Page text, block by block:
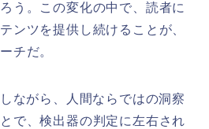
う。この変化の中で、読者に
ンツを提供し続けることが、
チだ。
ながら、人間ならではの洞察
で、検出器の判定に左右され